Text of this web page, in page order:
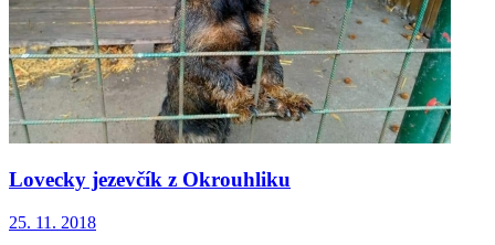
Lovecky jezevčík z Okrouhliku
25. 11. 2018